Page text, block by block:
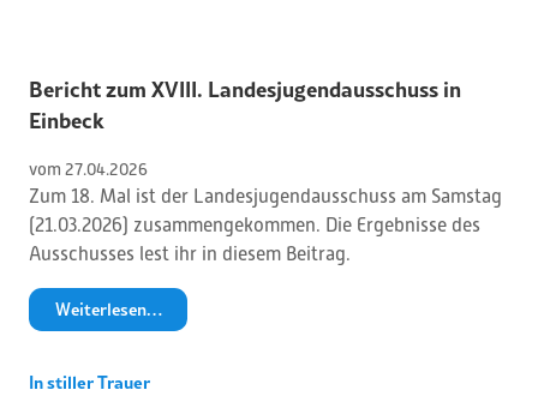
Bericht zum XVIII. Landesjugendausschuss in
Einbeck
vom 27.04.2026
Zum 18. Mal ist der Landesjugendausschuss am Samstag
(21.03.2026) zusammengekommen. Die Ergebnisse des
Ausschusses lest ihr in diesem Beitrag.
Weiterlesen…
In stiller Trauer